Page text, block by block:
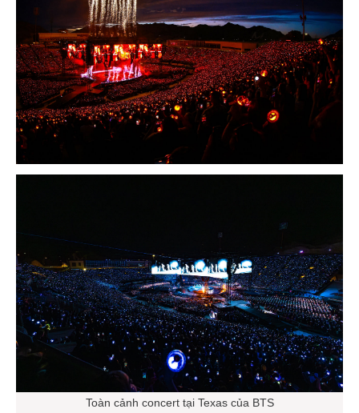
Toàn cảnh concert tại Texas của BTS